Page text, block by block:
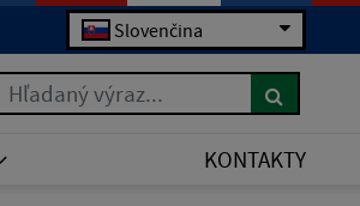
Slovenčina
Hľadaný výraz...
KONTAKTY